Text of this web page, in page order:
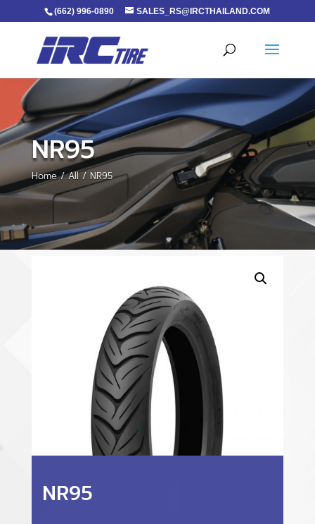
(662) 996-0890 SALES_RS@IRCTHAILAND.COM
NR95
Home/All/ NR95
NR95